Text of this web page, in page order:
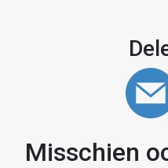
Misschien